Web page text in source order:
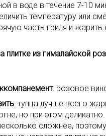
в воде в течение 7-10
температуру или
часть гриля и жарить
плитке из гималайской
: розовое
: тунца лучше всего
но при этом
сложнее,